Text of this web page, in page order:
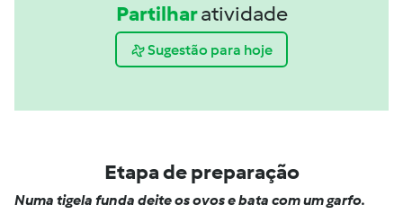
Partilharatividade
Sugestão para hoje
Etapa de preparação
Numa tigela funda deite os ovos e bata com um garfo.